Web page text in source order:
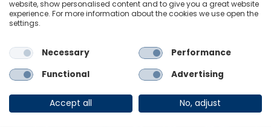
归档：Webinars
website, show personalised content and to give you a great website
experience. For more information about the cookies we use open the
settings.
Necessary
Performance
Functional
Advertising
Accept all No, adjust